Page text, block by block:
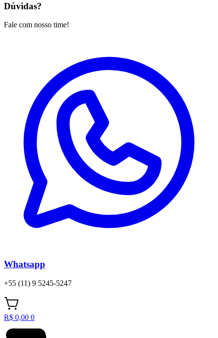
Dúvidas?
Fale com nosso time!
Whatsapp
+55 (11) 9 5245-5247
R$ 0,00 0